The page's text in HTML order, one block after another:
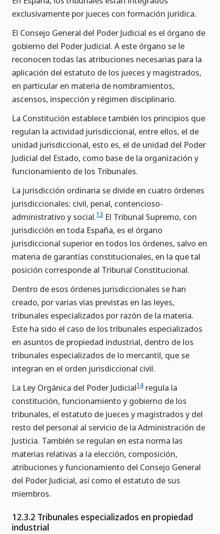
exclusivamente por jueces con formación jurídica.
El Consejo General del Poder Judicial es el órgano de
gobierno del Poder Judicial. A este órgano se le
reconocen todas las atribuciones necesarias para la
aplicación del estatuto de los jueces y magistrados,
en particular en materia de nombramientos,
ascensos, inspección y régimen disciplinario.
La Constitución establece también los principios que
regulan la actividad jurisdiccional, entre ellos, el de
unidad jurisdiccional, esto es, el de unidad del Poder
Judicial del Estado, como base de la organización y
funcionamiento de los Tribunales.
La jurisdicción ordinaria se divide en cuatro órdenes
jurisdiccionales: civil, penal, contencioso-
administrativo y social.13 El Tribunal Supremo, con
jurisdicción en toda España, es el órgano
jurisdiccional superior en todos los órdenes, salvo en
materia de garantías constitucionales, en la que tal
posición corresponde al Tribunal Constitucional.
Dentro de esos órdenes jurisdiccionales se han
creado, por varias vías previstas en las leyes,
tribunales especializados por razón de la materia.
Este ha sido el caso de los tribunales especializados
en asuntos de propiedad industrial, dentro de los
tribunales especializados de lo mercantil, que se
integran en el orden jurisdiccional civil.
La Ley Orgánica del Poder Judicial14 regula la
constitución, funcionamiento y gobierno de los
tribunales, el estatuto de jueces y magistrados y del
resto del personal al servicio de la Administración de
Justicia. También se regulan en esta norma las
materias relativas a la elección, composición,
atribuciones y funcionamiento del Consejo General
del Poder Judicial, así como el estatuto de sus
miembros.
12.3.2 Tribunales especializados en propiedad
industrial